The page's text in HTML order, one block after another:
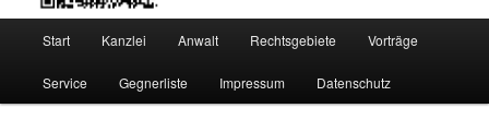
Start Kanzlei Anwalt Rechtsgebiete Vorträge
Service Gegnerliste Impressum Datenschutz